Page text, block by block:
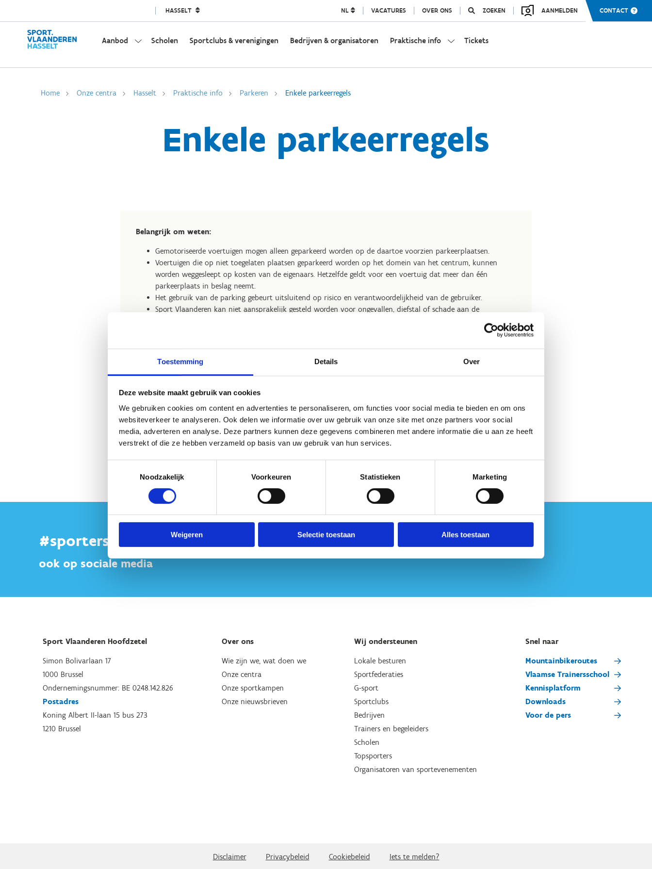
Toestemming Details Over
Deze website maakt gebruik van cookies
We gebruiken cookies om content en advertenties te personaliseren, om functies voor social media te bieden en om ons
websiteverkeer te analyseren. Ook delen we informatie over uw gebruik van onze site met onze partners voor social
media, adverteren en analyse. Deze partners kunnen deze gegevens combineren met andere informatie die u aan ze heeft
verstrekt of die ze hebben verzameld op basis van uw gebruik van hun services.
Noodzakelijk
Voorkeuren Statistieken Marketing
Weigeren Selectie toestaan Alles toestaan
HASSELT NL VACATURES OVER ONS ZOEKEN AANMELDEN CONTACT
Aanbod Scholen Sportclubs & verenigingen Bedrijven & organisatoren Praktische info Tickets
Home Onze centra Hasselt Praktische info Parkeren Enkele parkeerregels
Enkele parkeerregels
Belangrijk om weten:
Gemotoriseerde voertuigen mogen alleen geparkeerd worden op de daartoe voorzien parkeerplaatsen.
Voertuigen die op niet toegelaten plaatsen geparkeerd worden op het domein van het centrum, kunnen
worden weggesleept op kosten van de eigenaars. Hetzelfde geldt voor een voertuig dat meer dan één
parkeerplaats in beslag neemt.
Het gebruik van de parking gebeurt uitsluitend op risico en verantwoordelijkheid van de gebruiker.
Sport Vlaanderen kan niet aansprakelijk gesteld worden voor ongevallen, diefstal of schade aan de
Schade die door de gebruiker al dan niet opzettelijk toegebracht wordt aan de parkinginfrastructuur dient
van de politiediensten.
Door het louter gebruik van de parking aanvaardt de gebruiker het bovenstaande reglement.
Heb je nog een vraag? Contacteer ons
#sportersbelevenmeer
ook op sociale media
Sport Vlaanderen Hoofdzetel
Simon Bolivarlaan 17
1000 Brussel
Ondernemingsnummer: BE 0248.142.826
Postadres
Koning Albert II-laan 15 bus 273
1210 Brussel
Over ons
Wie zijn we, wat doen we
Onze centra
Onze sportkampen
Onze nieuwsbrieven
Wij ondersteunen
Lokale besturen
Sportfederaties
G-sport
Sportclubs
Bedrijven
Trainers en begeleiders
Scholen
Topsporters
Organisatoren van sportevenementen
Snel naar
Mountainbikeroutes
Vlaamse Trainersschool
Kennisplatform
Downloads
Voor de pers
Disclaimer Privacybeleid Cookiebeleid Iets te melden?